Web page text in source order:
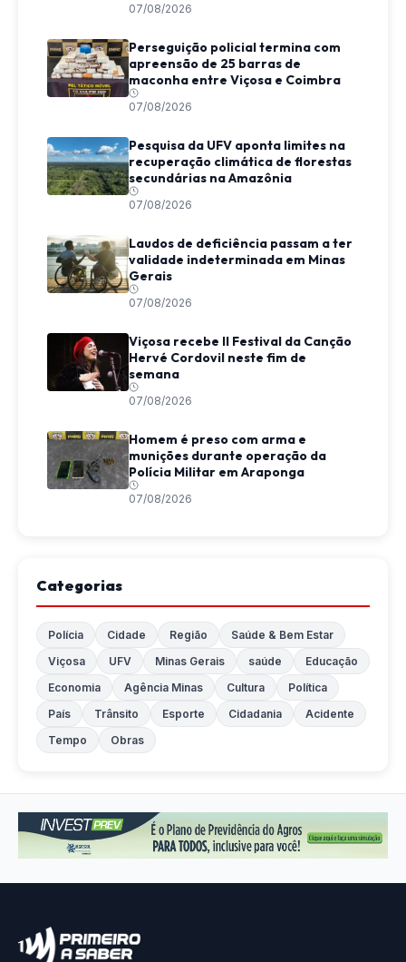
07/08/2026
Perseguição policial termina com
apreensão de 25 barras de
maconha entre Viçosa e Coimbra
07/08/2026
Pesquisa da UFV aponta limites na
recuperação climática de florestas
secundárias na Amazônia
07/08/2026
Laudos de deficiência passam a ter
validade indeterminada em Minas
Gerais
07/08/2026
Viçosa recebe II Festival da Canção
Hervé Cordovil neste fim de
semana
07/08/2026
Homem é preso com arma e
munições durante operação da
Polícia Militar em Araponga
07/08/2026
Categorias
Polícia Cidade Região
Saúde & Bem Estar
Viçosa
UFV Minas Gerais saúde
Educação
Economia
Agência Minas Cultura
Política
País
Trânsito Esporte Cidadania
Acidente
Tempo
Obras